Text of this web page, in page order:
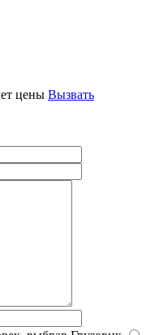
цены Вызвать